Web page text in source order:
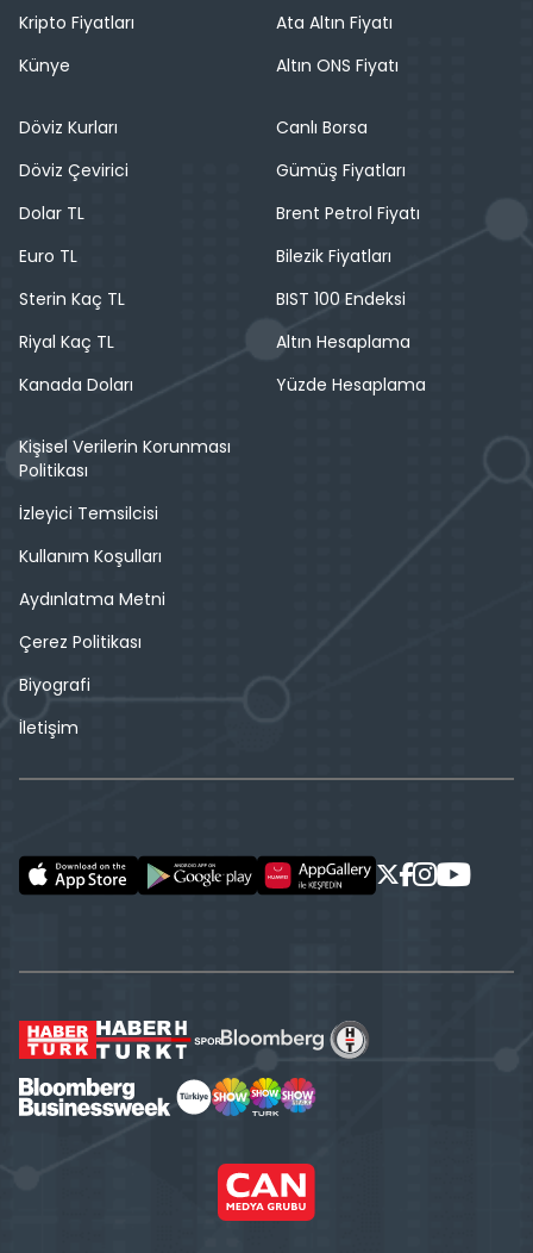
Kripto Fiyatları
Künye
Ata Altın Fiyatı
Altın ONS Fiyatı
Döviz Kurları
Döviz Çevirici
Dolar TL
Euro TL
Sterin Kaç TL
Riyal Kaç TL
Kanada Doları
Canlı Borsa
Gümüş Fiyatları
Brent Petrol Fiyatı
Bilezik Fiyatları
BIST 100 Endeksi
Altın Hesaplama
Yüzde Hesaplama
Kişisel Verilerin Korunması
Politikası
İzleyici Temsilcisi
Kullanım Koşulları
Aydınlatma Metni
Çerez Politikası
Biyografi
İletişim